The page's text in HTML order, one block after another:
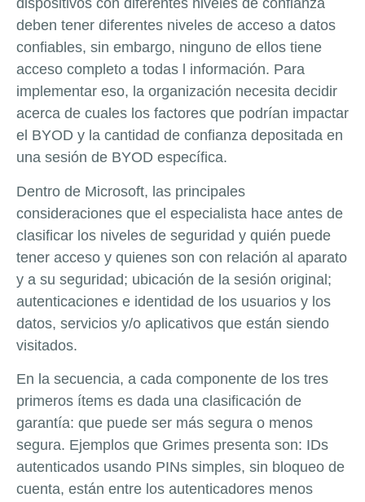
dispositivos con diferentes niveles de confianza
deben tener diferentes niveles de acceso a datos
confiables, sin embargo, ninguno de ellos tiene
acceso completo a todas l información. Para
implementar eso, la organización necesita decidir
acerca de cuales los factores que podrían impactar
el BYOD y la cantidad de confianza depositada en
una sesión de BYOD específica.
Dentro de Microsoft, las principales
consideraciones que el especialista hace antes de
clasificar los niveles de seguridad y quién puede
tener acceso y quienes son con relación al aparato
y a su seguridad; ubicación de la sesión original;
autenticaciones e identidad de los usuarios y los
datos, servicios y/o aplicativos que están siendo
visitados.
En la secuencia, a cada componente de los tres
primeros ítems es dada una clasificación de
garantía: que puede ser más segura o menos
segura. Ejemplos que Grimes presenta son: IDs
autenticados usando PINs simples, sin bloqueo de
cuenta, están entre los autenticadores menos